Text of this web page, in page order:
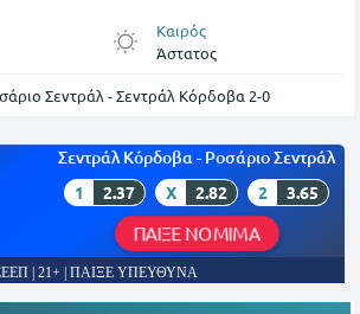
Καιρός
Άστατος
Σεντράλ - Σεντράλ Κόρδοβα 2-0
Σεντράλ Κόρδοβα - Ροσάριο Σεντράλ
1 2.37 X 2.82 2 3.65
ΠΑΙΞΕ ΝΟΜΙΜΑ
| 21+ | ΠΑΙΞΕ ΥΠΕΥΘΥΝΑ